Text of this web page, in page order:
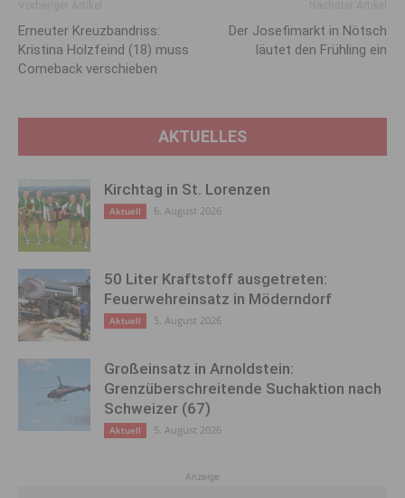
Erneuter Kreuzbandriss:
Kristina Holzfeind (18) muss
Comeback verschieben
Der Josefimarkt in Nötsch
läutet den Frühling ein
AKTUELLES
Kirchtag in St. Lorenzen
Aktuell 6. August 2026
50 Liter Kraftstoff ausgetreten:
Feuerwehreinsatz in Möderndorf
Aktuell 5. August 2026
Großeinsatz in Arnoldstein:
Grenzüberschreitende Suchaktion nach
Schweizer (67)
Aktuell 5. August 2026
Anzeige